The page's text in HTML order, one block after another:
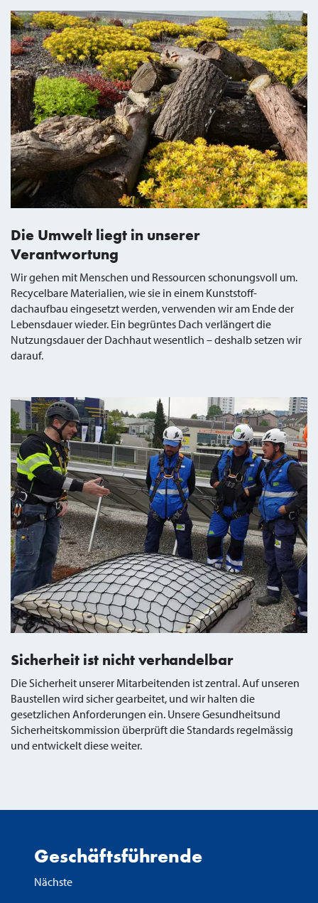
Die Umwelt liegt in unserer
Verantwortung
Wir gehen mit Menschen und Ressourcen schonungsvoll um.
Recycelbare Materialien, wie sie in einem Kunststoff-
dachaufbau eingesetzt werden, verwenden wir am Ende der
Lebensdauer wieder. Ein begrüntes Dach verlängert die
Nutzungsdauer der Dachhaut wesentlich – deshalb setzen wir
darauf.
Sicherheit ist nicht verhandelbar
Die Sicherheit unserer Mitarbeitenden ist zentral. Auf unseren
Baustellen wird sicher gearbeitet, und wir halten die
gesetzlichen Anforderungen ein. Unsere Gesundheitsund
Sicherheitskommission überprüft die Standards regelmässig
und entwickelt diese weiter.
Geschäftsführende
Nächste